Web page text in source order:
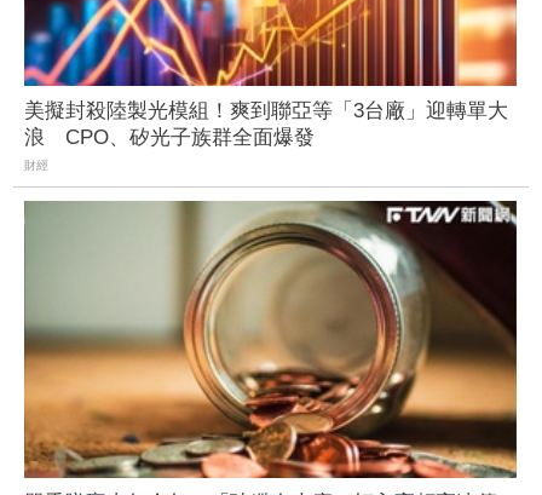
美擬封殺陸製光模組！爽到聯亞等「3台廠」迎轉單大
浪 CPO、矽光子族群全面爆發
財經